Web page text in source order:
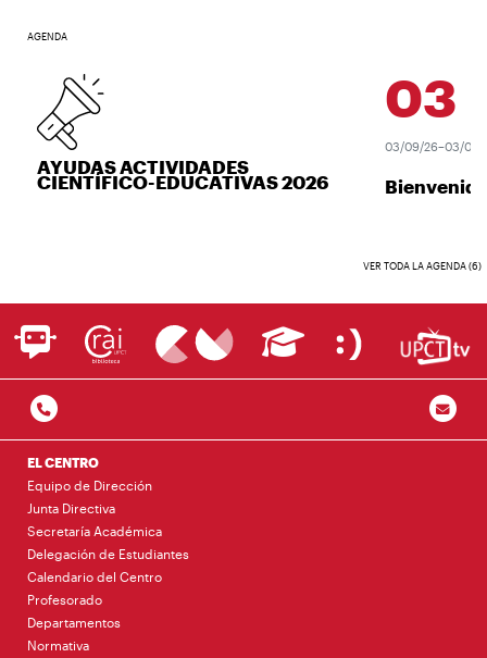
AGENDA
AYUDAS ACTIVIDADES
CIENTÍFICO-EDUCATIVAS 2026
03
03/09/26–03/09/26
Bienvenida
VER TODA LA AGENDA (6)
EL CENTRO
Equipo de Dirección
Junta Directiva
Secretaría Académica
Delegación de Estudiantes
Calendario del Centro
Profesorado
Departamentos
Normativa